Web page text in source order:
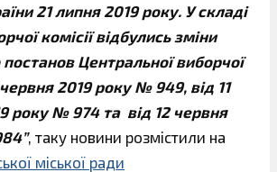
21 липня 2019 року. У складі
комісії відбулись зміни
постанов Центральної виборчої
червня 2019 року № 949, від 11
№ 974 та від 12 червня
, таку новини розмістили на
міської ради